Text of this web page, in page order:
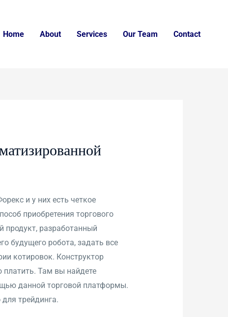
Home About Services Our Team Contact
и у них есть четкое
приобретения торгового
продукт, разработанный
будущего робота, задать все
котировок. Конструктор
платить. Там вы найдете
данной торговой платформы.
трейдинга.